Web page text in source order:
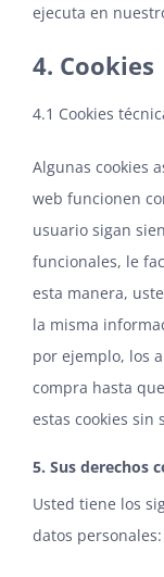
ejecuta en
4. Cookies
4.1 Cookies
Algunas cookies
web funcionen
usuario sigan
funcionales, le
esta manera,
la misma
por ejemplo, los
compra hasta
estas cookies sin
5. Sus derechos
Usted tiene los
datos personales: